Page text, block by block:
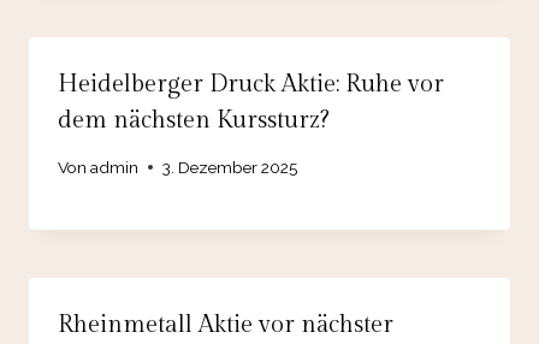
Heidelberger Druck Aktie: Ruhe vor
dem nächsten Kurssturz?
Von admin 3. Dezember 2025
Rheinmetall Aktie vor nächster